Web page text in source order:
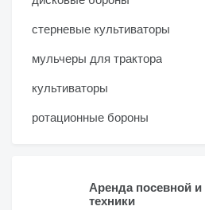
стерневые культиваторы
мульчеры для трактора
культиваторы
ротационные бороны
Аренда посевной
техники